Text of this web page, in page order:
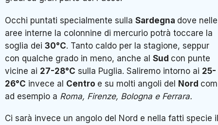
Occhi puntati specialmente sulla Sardegna dove nelle
aree interne la colonnine di mercurio potrà toccare la
soglia dei 30°C. Tanto caldo per la stagione, seppur
con qualche grado in meno, anche al Sud con punte
vicine ai 27-28°C sulla Puglia. Saliremo intorno ai 25-
26°C invece al Centro e su molti angoli del Nord
ad esempio a Roma, Firenze, Bologna e Ferrara.
Ci sarà invece un angolo del Nord e nella fatti specie il